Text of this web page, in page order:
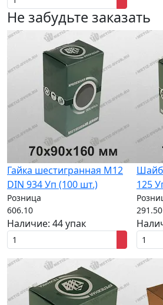
Не забудьте заказать
Гайка шестигранная M12
DIN 934 Уп (100 шт.)
Розница
606.10
Наличие: 44 упак
125
291.50